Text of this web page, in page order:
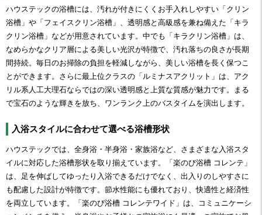
ハウステックの浴槽には、汚れが付きにくくお手入れしやすい「クリン
浴槽」や「フェイスクリン浴槽」、透明感と高級感を兼ね備えた「キラ
クリン浴槽」などが用意されています。中でも「キラクリン浴槽」は、
なめらかなクリア層による美しい光沢が特徴で、汚れ落ちの良さが長期
間持続。毎日のお掃除の負担を軽減しながら、美しい浴槽を長く保つこ
とができます。さらに最上位クラスの「ルミナスアクリット」は、アク
リル系人工大理石ならではの深い透明感と上質な質感が魅力です。まる
で宝石のような輝きを放ち、ワンランク上のバスタイムを演出します。
入浴スタイルに合わせて選べる浴槽形状
ハウステックでは、全身浴・半身浴・家族浴など、さまざまな入浴スタ
イルに対応した浴槽形状を取り揃えています。「楽のび浴槽 コレンテ」
は、足を伸ばしてゆったり入浴できるだけでなく、出入りのしやすさに
も配慮した設計が特徴です。節水性能にも優れており、快適性と経済性
を両立しています。「楽のび浴槽 コレンテワイド」は、コミュニケーシ